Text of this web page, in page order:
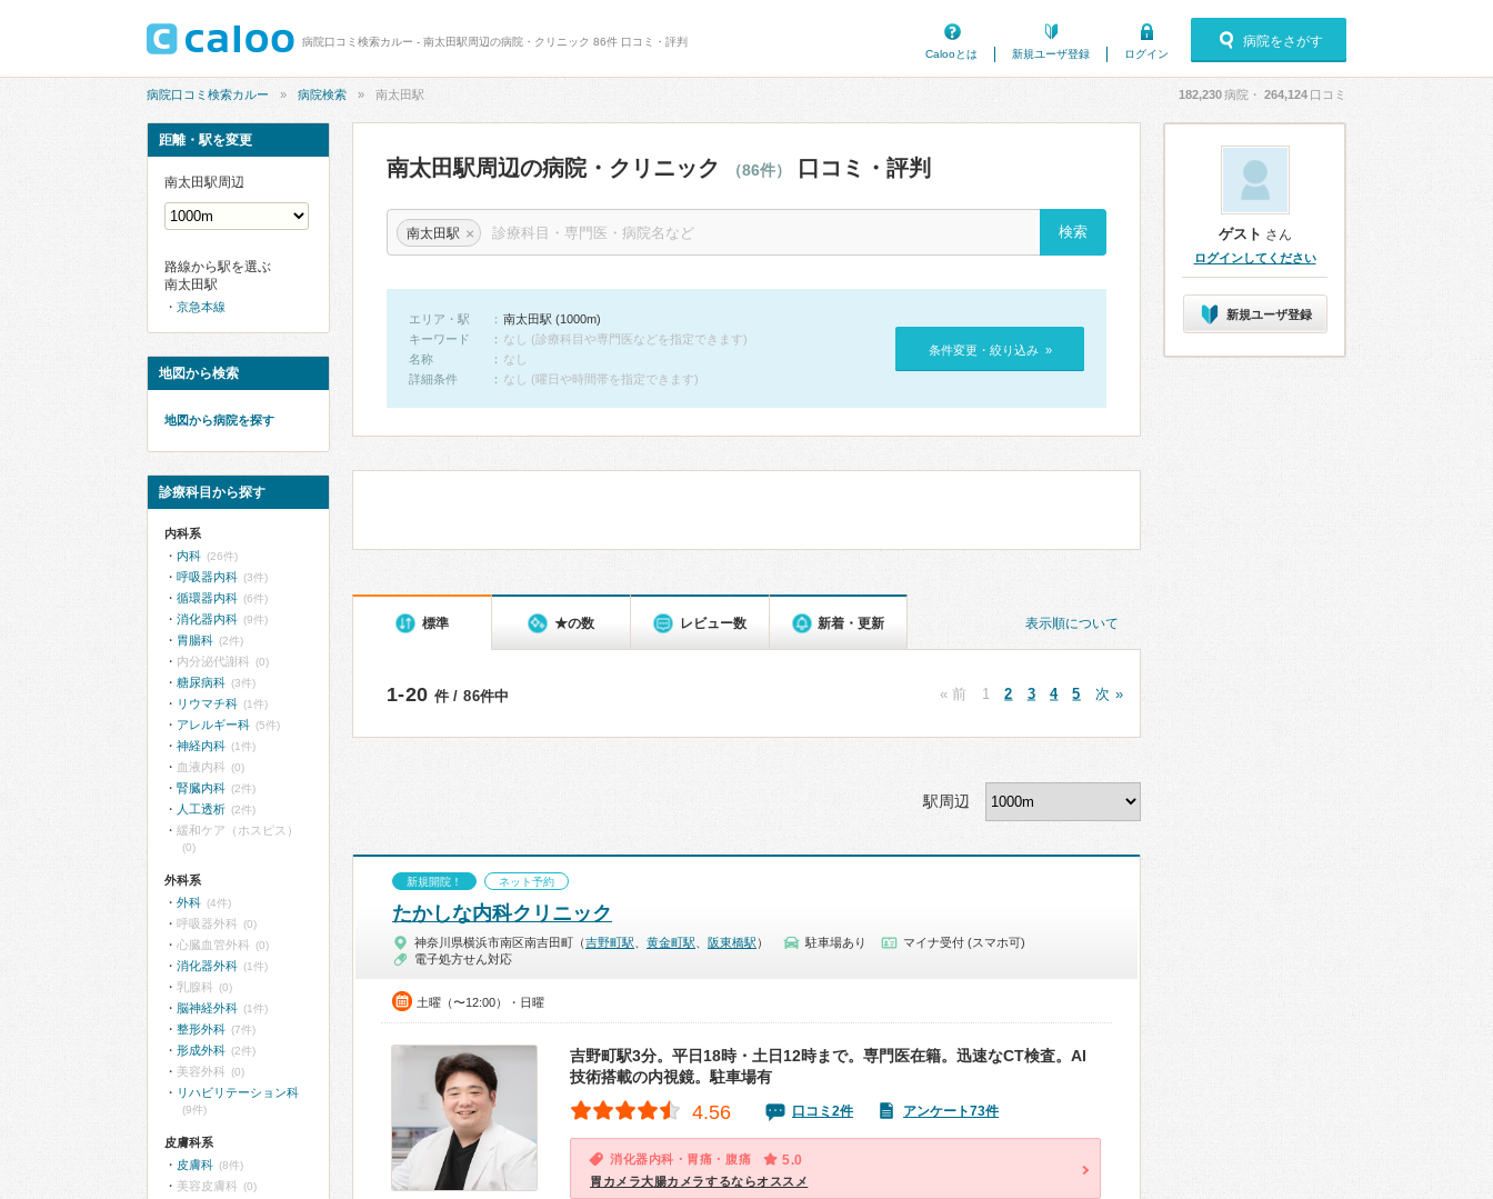
病院口コミ検索カルー - 南太田駅周辺の病院・クリニック 86件 口コミ・評判
Calooとは
新規ユーザ登録 ログイン
病院をさがす
病院口コミ検索カルー 病院検索 南太田駅 182,230病院・ 264,124 口コミ
南太田駅周辺の病院・クリニック （86件） 口コミ・評判
南太田駅 ×
エリア・駅
南太田駅 (1000m)
キーワード
なし (診療科目や専門医などを指定できます)
名称
なし
詳細条件
なし (曜日や時間帯を指定できます)
条件変更・絞り込み »
表示順について
標準 ★の数 レビュー数 新着・更新
1-20 件 / 86件中 « 前 1 2 3 4 5 次 »
駅周辺
新規開院！ ネット予約
たかしな内科クリニック
神奈川県横浜市南区南吉田町（吉野町駅 黄金町駅 阪東橋駅 ） 駐車場あり
マイナ受付 (スマホ可)
電子処方せん対応
土曜（〜12:00）・日曜
吉野町駅3分。平日18時・土日12時まで。専門医在籍。迅速なCT検査。AI
技術搭載の内視鏡。駐車場有
4.56 口コミ2件 アンケート73件
消化器内科・胃痛・腹痛 5.0
胃カメラ大腸カメラするならオススメ
距離・駅を変更
南太田駅周辺
路線から駅を選ぶ
南太田駅
京急本線
地図から検索
地図から病院を探す
診療科目から探す
内科系
内科 (26件)
呼吸器内科 (3件)
循環器内科 (6件)
消化器内科 (9件)
胃腸科 (2件)
内分泌代謝科 (0)
糖尿病科 (3件)
リウマチ科 (1件)
アレルギー科 (5件)
神経内科 (1件)
血液内科 (0)
腎臓内科 (2件)
人工透析 (2件)
緩和ケア（ホスピス）
(0)
外科系
外科 (4件)
呼吸器外科 (0)
心臓血管外科 (0)
消化器外科 (1件)
乳腺科 (0)
脳神経外科 (1件)
整形外科 (7件)
形成外科 (2件)
美容外科 (0)
リハビリテーション科
(9件)
皮膚科系
皮膚科 (8件)
美容皮膚科 (0)
ゲスト さん
ログインしてください
新規ユーザ登録